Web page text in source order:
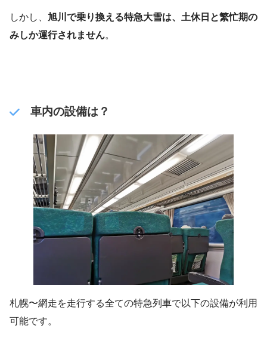
しかし、 旭川で乗り換える特急大雪は、土休日と繁忙期の
みしか運行されません。
車内の設備は？
札幌〜網走を走行する全ての特急列車で以下の設備が利用
可能です。